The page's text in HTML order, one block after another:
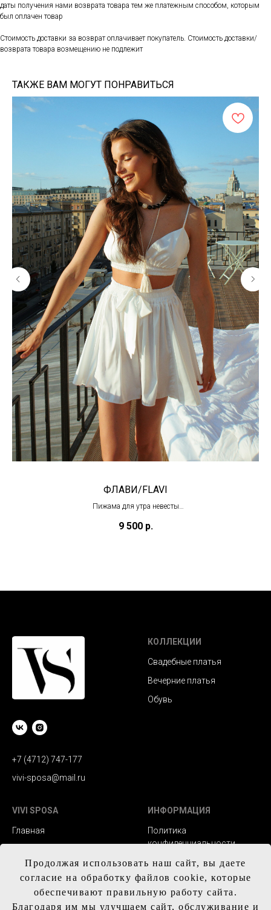
даты получения нами возврата товара тем же платежным способом, которым
был оплачен товар
Стоимость доставки за возврат оплачивает покупатель. Стоимость доставки/
возврата товара возмещению не подлежит
ТАКЖЕ ВАМ МОГУТ ПОНРАВИТЬСЯ
ФЛАВИ/FLAVI
Пижама для утра невесты
9 500 р.
Продолжая использовать наш сайт, вы даете
согласие на обработку файлов cookie, которые
обеспечивают правильную работу сайта.
Благодаря им мы улучшаем сайт, обслуживание и
+7 (4712) 747-177
vivi-sposa@mail.ru
КОЛЛЕКЦИИ
Свадебные платья
Вечерние платья
Обувь
VIVI SPOSA
Главная
Контакты
ИНФОРМАЦИЯ
Политика
конфиденциальности
Заказ и сроки
изготовления
Доставка